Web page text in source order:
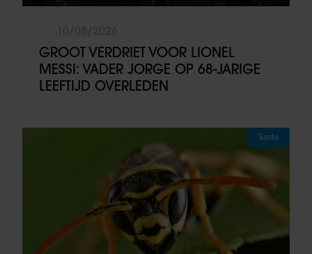
GROOT VERDRIET VOOR LIONEL
MESSI: VADER JORGE OP 68-JARIGE
LEEFTIJD OVERLEDEN
Sante